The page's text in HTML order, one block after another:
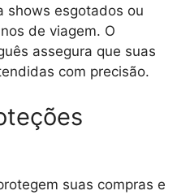
shows esgotados ou
de viagem. O
assegura que suas
com precisão.
suas compras e